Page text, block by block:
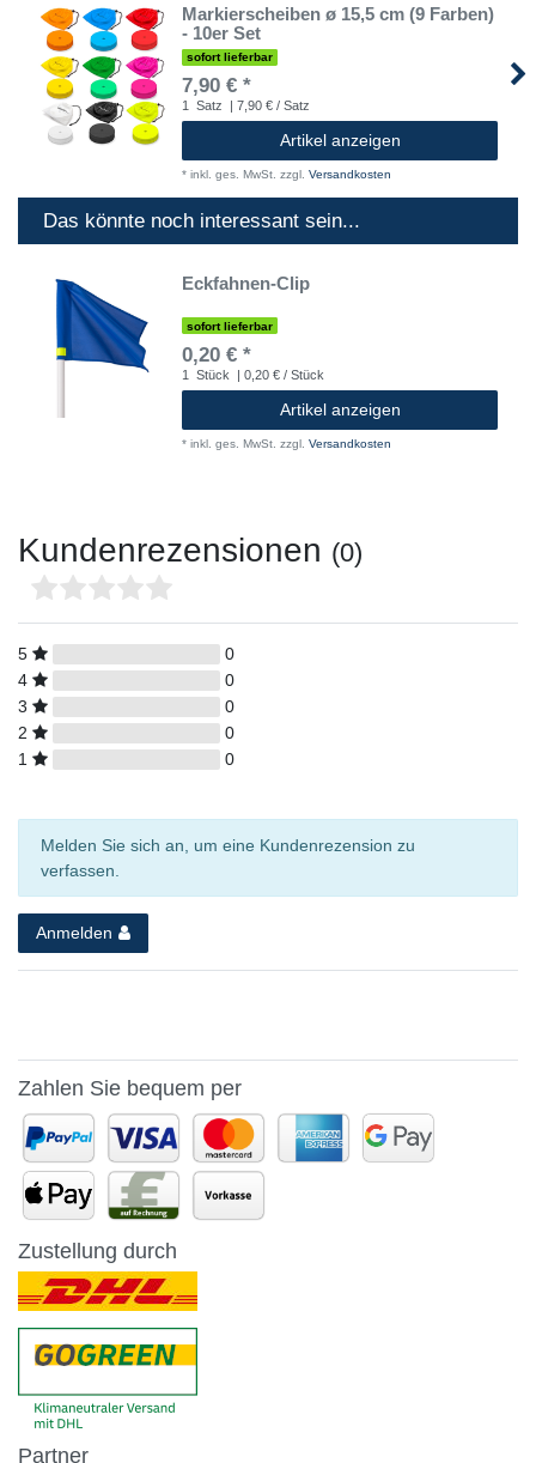
Markierscheiben ø 15,5 cm (9 Farben)
- 10er Set
sofort lieferbar
7,90 € *
1 Satz | 7,90 € / Satz
Artikel anzeigen
* inkl. ges. MwSt. zzgl. Versandkosten
Das könnte noch interessant sein...
Eckfahnen-Clip
sofort lieferbar
0,20 € *
1 Stück | 0,20 € / Stück
Artikel anzeigen
* inkl. ges. MwSt. zzgl. Versandkosten
Kundenrezensionen (0)
5
0
4
0
3
0
2
0
1
0
Melden Sie sich an, um eine Kundenrezension zu
verfassen.
Anmelden
Zahlen Sie bequem per
Zustellung durch
Partner